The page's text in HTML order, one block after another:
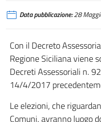
Data pubblicazione:28
Con il Decreto
Regione Siciliana viene
Decreti Assessoriali n.
14/4/2017
Le elezioni, che
Comuni, avranno luogo